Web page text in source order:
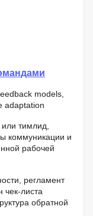
models,
adaptation
тимлид,
коммуникации и
рабочей
регламент
чек-листа
обратной